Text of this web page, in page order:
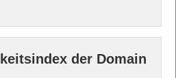
der Domain